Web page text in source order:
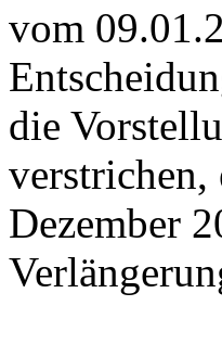
vom
die
verstrichen,
Dezember